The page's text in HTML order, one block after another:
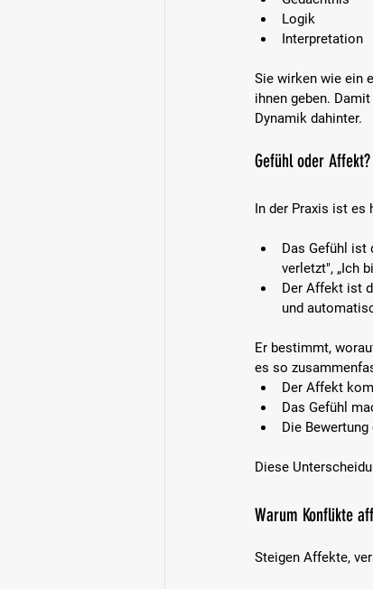
Logik
Interpretation
Sie wirken wie ein
ihnen geben.
Dynamik dahinter.
Gefühl oder
In der Praxis ist es
Das Gefühl ist
verletzt", „Ich
Der Affekt ist
und
Er bestimmt,
es so
Der Affekt
Das Gefühl
Die
Diese
Warum Konflikte
Steigen Affekte,